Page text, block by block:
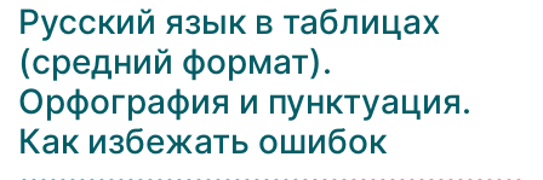
Русский язык в таблицах
(средний формат).
Орфография и пунктуация.
Как избежать ошибок